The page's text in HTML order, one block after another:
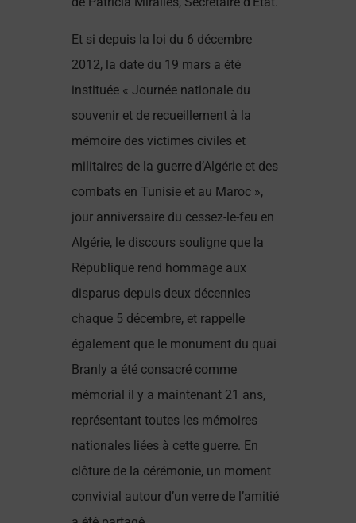
Et si depuis la loi du 6 décembre
2012, la date du 19 mars a été
instituée « Journée nationale du
souvenir et de recueillement à la
mémoire des victimes civiles et
militaires de la guerre d’Algérie et des
combats en Tunisie et au Maroc »,
jour anniversaire du cessez-le-feu en
Algérie, le discours souligne que la
République rend hommage aux
disparus depuis deux décennies
chaque 5 décembre, et rappelle
également que le monument du quai
Branly a été consacré comme
mémorial il y a maintenant 21 ans,
représentant toutes les mémoires
nationales liées à cette guerre. En
clôture de la cérémonie, un moment
convivial autour d’un verre de l’amitié